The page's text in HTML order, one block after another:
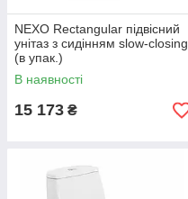
NEXO Rectangular підвісний
унітаз з сидінням slow-closing
(в упак.)
В наявності
15 173 ₴